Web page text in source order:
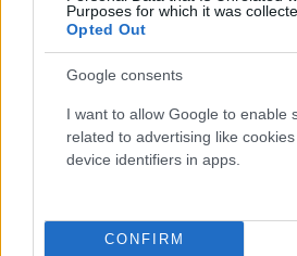
Purposes for which it was
Opted Out
Google consents
I want to allow Google to enable
related to advertising like
device identifiers in apps.
CONFIRM
και του προσώπου ενός
και τον αέρα και μοιάζει
πράγμα που σημαίνει ότι θα
ταιριάξετε με το σκυλάκι σας
Το αδιάβροχο μπουφάν για
σε μαύρο, λευκό και κόκκινο